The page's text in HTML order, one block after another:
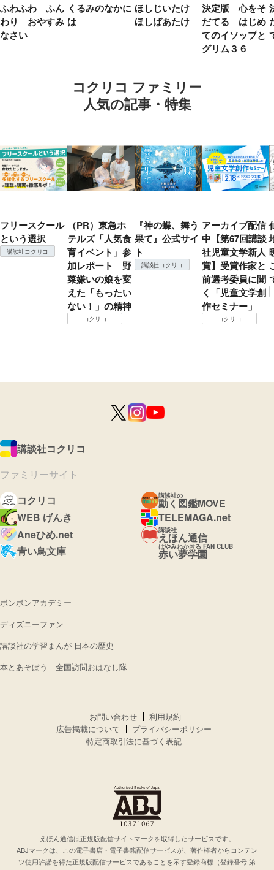
ふわふわ ふん
わり おやすみ
なさい
くるみのなかに
は
ほしじいたけ
ほしばあたけ
決定版 心をそ
だてる はじめ
てのイソップと
グリム３６
コクリコ ファミリー
人気の記事・特集
フリースクール
という選択
講談社コクリコ
（PR）東急ホ
テルズ「人気食
育イベント」参
加レポート 野
菜嫌いの娘を変
えた「もったい
ない！」の精神
コクリコ
『神の蝶、舞う
果て』公式サイ
ト
講談社コクリコ
アーカイブ配信
中【第67回講談
社児童文学新人
賞】受賞作家と
前選考委員に聞
く「児童文学創
作セミナー」
コクリコ
講談社コクリコ
ファミリーサイト
コクリコ
講談社の
動く図鑑MOVE
WEB げんき
TELEMAGA.net
Aneひめ.net
講談社
えほん通信
青い鳥文庫
はやみねかおる FAN CLUB
赤い夢学園
ボンボンアカデミー
ディズニーファン
講談社の学習まんが 日本の歴史
本とあそぼう 全国訪問おはなし隊
お問い合わせ
利用規約
広告掲載について
プライバシーポリシー
特定商取引法に基づく表記
えほん通信は正規版配信サイトマークを取得したサービスです。
ABJマークは、この電子書店・電子書籍配信サービスが、著作権者からコンテン
ツ使用許諾を得た正規版配信サービスであることを示す登録商標（登録番号 第